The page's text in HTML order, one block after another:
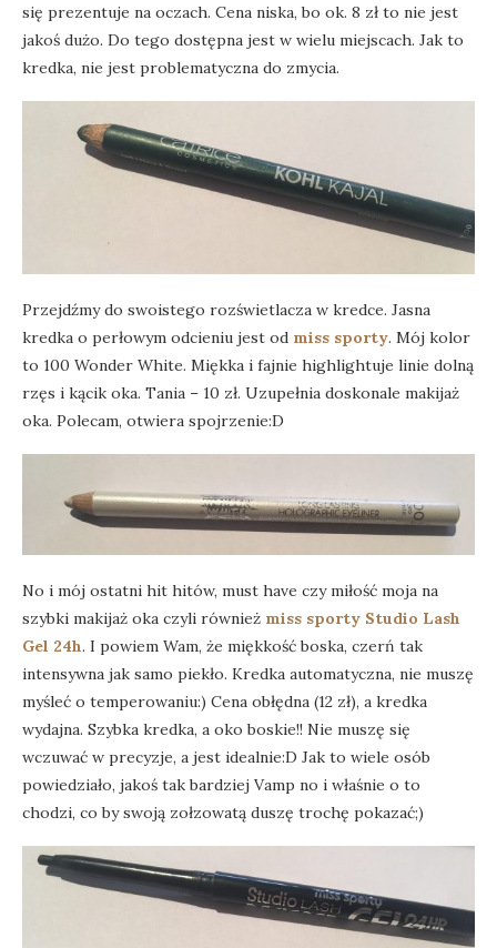
się prezentuje na oczach. Cena niska, bo ok. 8 zł to nie jest
jakoś dużo. Do tego dostępna jest w wielu miejscach. Jak to
kredka, nie jest problematyczna do zmycia.
Przejdźmy do swoistego rozświetlacza w kredce. Jasna
kredka o perłowym odcieniu jest od miss sporty. Mój kolor
to 100 Wonder White. Miękka i fajnie highlightuje linie dolną
rzęs i kącik oka. Tania – 10 zł. Uzupełnia doskonale makijaż
oka. Polecam, otwiera spojrzenie:D
No i mój ostatni hit hitów, must have czy miłość moja na
szybki makijaż oka czyli również miss sporty Studio Lash
Gel 24h. I powiem Wam, że miękkość boska, czerń tak
intensywna jak samo piekło. Kredka automatyczna, nie muszę
myśleć o temperowaniu:) Cena obłędna (12 zł), a kredka
wydajna. Szybka kredka, a oko boskie!! Nie muszę się
wczuwać w precyzje, a jest idealnie:D Jak to wiele osób
powiedziało, jakoś tak bardziej Vamp no i właśnie o to
chodzi, co by swoją zołzowatą duszę trochę pokazać;)